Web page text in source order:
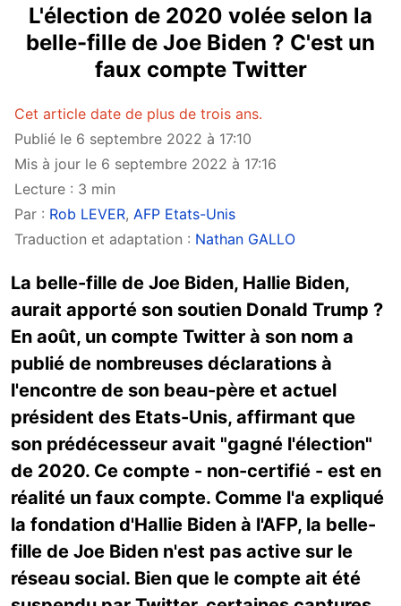
L'élection de 2020 volée selon la
belle-fille de Joe Biden ? C'est un
faux compte Twitter
Cet article date de plus de trois ans.
Publié le 6 septembre 2022 à 17:10
Mis à jour le 6 septembre 2022 à 17:16
Lecture : 3 min
Par : Rob LEVER, AFP Etats-Unis
Traduction et adaptation : Nathan GALLO
La belle-fille de Joe Biden, Hallie Biden,
aurait apporté son soutien Donald Trump ?
En août, un compte Twitter à son nom a
publié de nombreuses déclarations à
l'encontre de son beau-père et actuel
président des Etats-Unis, affirmant que
son prédécesseur avait "gagné l'élection"
de 2020. Ce compte - non-certifié - est en
réalité un faux compte. Comme l'a expliqué
la fondation d'Hallie Biden à l'AFP, la belle-
fille de Joe Biden n'est pas active sur le
réseau social. Bien que le compte ait été